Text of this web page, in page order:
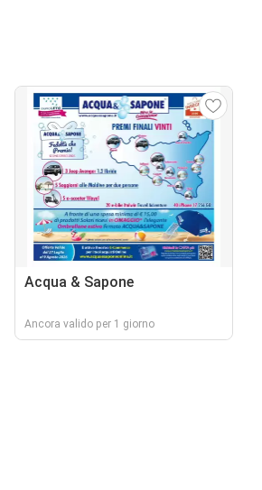
Acqua & Sapone
Ancora valido per 1 giorno